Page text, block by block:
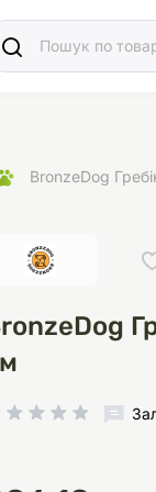
BronzeDog